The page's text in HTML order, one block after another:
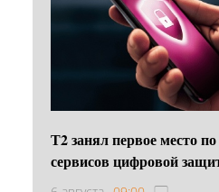
Т2 занял первое место
сервисов цифровой